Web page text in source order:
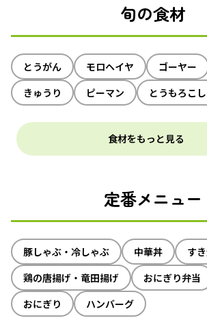
旬の食材
とうがん モロヘイヤ ゴーヤー
きゅうり
ピーマン とうもろこし
食材をもっと見る
定番メニュー
豚しゃぶ・冷しゃぶ 中華丼
す
鶏の唐揚げ・竜田揚げ
おにぎり弁当
おにぎり
ハンバーグ